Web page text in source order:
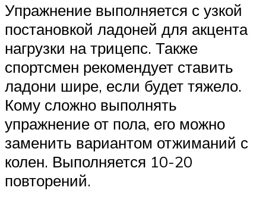
Упражнение выполняется с узкой
постановкой ладоней для акцента
нагрузки на трицепс. Также
спортсмен рекомендует ставить
ладони шире, если будет тяжело.
Кому сложно выполнять
упражнение от пола, его можно
заменить вариантом отжиманий с
колен. Выполняется 10-20
повторений.